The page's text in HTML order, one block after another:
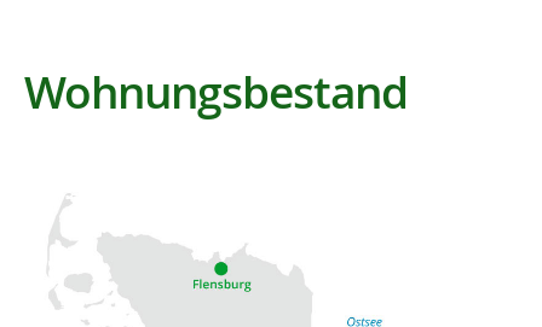
Wohnungsbestand